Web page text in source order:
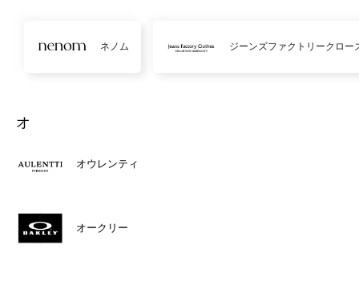
ネノム ジーンズファクトリークロー
オ
オウレンティ
オークリー